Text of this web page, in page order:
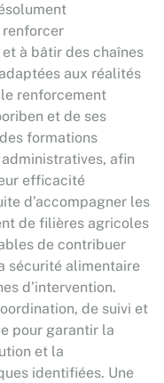
à bâtir des chaînes
aux réalités
renforcement
et de ses
formations
afin
efficacité
d’accompagner les
de filières agricoles
de contribuer
sécurité alimentaire
d’intervention.
de suivi et
pour garantir la
et la
identifiées. Une